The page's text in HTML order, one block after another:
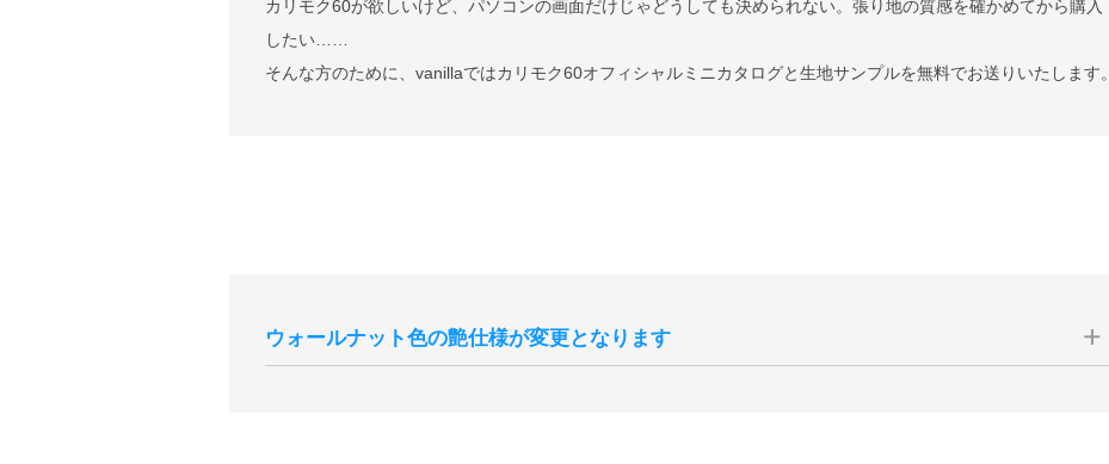
カリモク60が欲しいけど、パソコンの画面だけじゃどうしても決められない。張り地の質感を確かめてから購入
したい……
そんな方のために、vanillaではカリモク60オフィシャルミニカタログと生地サンプルを無料でお送りいたします。
ウォールナット色の艶仕様が変更となります